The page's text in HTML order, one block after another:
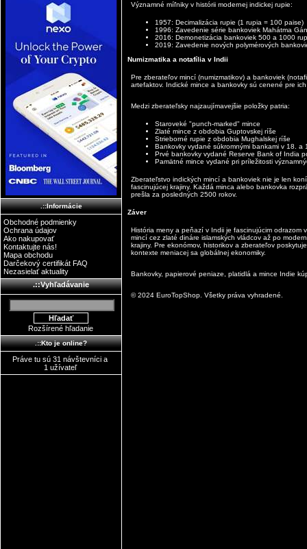
.::Informácie
Obchodné podmienky
Ochrana údajov
Ako nakupovať
Kontaktujte nás!
Mapa obchodu
Darčekový certifikát FAQ
Nezasielať aktuality
.::Vyhľadávanie
Rozšírené hľadanie
.::Kto je online?
Práve tu sú 31 návštevníci a
1 užívateľ
Významné míľniky v histórii modernej indickej rupie:
1957: Decimalizácia rupie (1 rupia = 100 paise)
1996: Zavedenie série bankoviek Mahátma
2016: Demonetizácia bankoviek 500 a 1000
2019: Zavedenie nových polymérových
Numizmatika a notafília v Indii
Pre zberateľov mincí (numizmatikov) a bankoviek
artefaktov. Indické mince a bankovky sú cenené pre
Medzi zberateľsky najzaujímavejšie položky patria:
Staroveké "punch-marked" mince
Zlaté mince z obdobia Guptovskej ríše
Strieborné rupie z obdobia Mughalskej ríše
Bankovky vydané súkromnými bankami v 18. a
Prvé bankovky vydané Reserve Bank of India
Pamätné mince vydané pri príležitosti
Zberateľstvo indických mincí a bankoviek nie je len
fascinujúcej krajiny. Každá minca alebo bankovka
prešla za posledných 2500 rokov.
Záver
História meny a peňazí v Indii je fascinujúcim odrazom
mincí cez zlaté dináre islamských vládcov až po
krajiny. Pre ekonómov, historikov a zberateľov
kontexte meniacej sa globálnej ekonomiky.
Bankovky, papierové peniaze, platidlá a mince Indie
© 2024 EuroTopShop. Všetky práva vyhradené.